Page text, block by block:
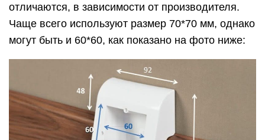
отличаются, в зависимости от производителя.
Чаще всего используют размер 70*70 мм, однако
могут быть и 60*60, как показано на фото ниже: